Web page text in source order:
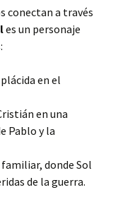
conectan a través
es un personaje
en el
en una
Pablo y la
donde Sol
de la guerra.